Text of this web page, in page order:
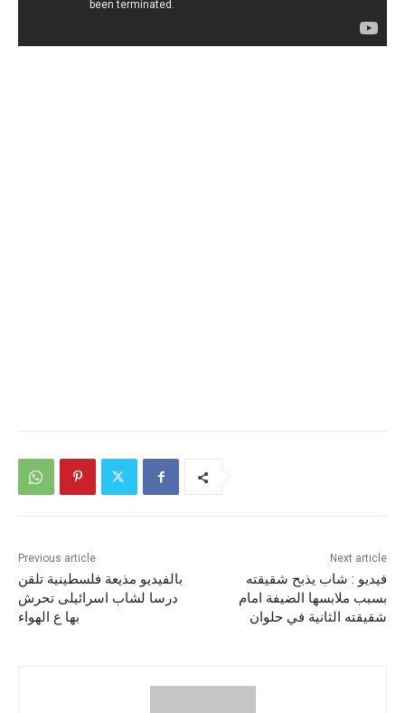
Previous article
بالفيديو مذيعة فلسطينية تلقن
درسا لشاب اسرائيلى تحرش
بها ع الهواء
Next article
فيديو : شاب يذبح شقيقته
بسبب ملابسها الضيفة امام
شقيقته الثانية في حلوان